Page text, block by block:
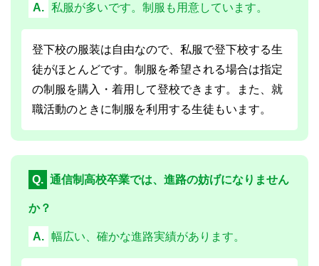
A. 私服が多いです。制服も用意しています。
登下校の服装は自由なので、私服で登下校する生
徒がほとんどです。制服を希望される場合は指定
の制服を購入・着用して登校できます。また、就
職活動のときに制服を利用する生徒もいます。
Q. 通信制高校卒業では、進路の妨げになりません
か？
A. 幅広い、確かな進路実績があります。